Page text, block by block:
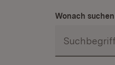
Wonach